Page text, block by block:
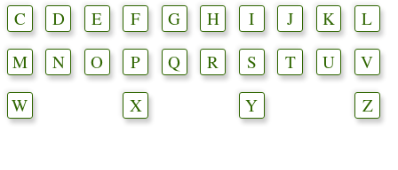
C
D E F G H I J K
L
M
N O P Q R S T U
V
W
X Y Z